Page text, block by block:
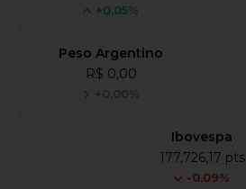
+0,05%
Peso Argentino
R$ 0,00
+0,00%
Ibovespa
177,726,17 pts
-0.09%